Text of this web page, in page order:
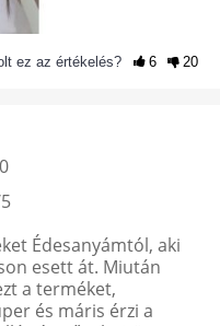
ez az értékelés? 6 20
5
Édesanyámtól, aki
esett át. Miután
a terméket,
és máris érzi a